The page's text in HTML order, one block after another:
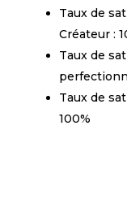
Taux de
Créateur :
Taux de
Taux de
100%